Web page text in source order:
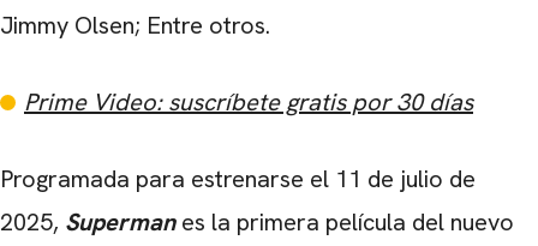
Jimmy Olsen; Entre otros.
Prime Video: suscríbete gratis por 30 días
Programada para estrenarse el 11 de julio de
2025, Superman es la primera película del nuevo